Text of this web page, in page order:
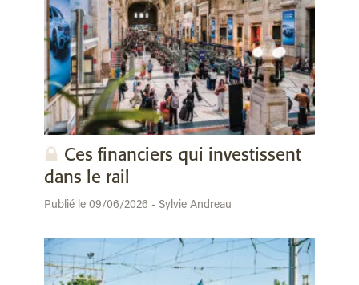
Ces financiers qui investissent
dans le rail
Publié le 09/06/2026 - Sylvie Andreau